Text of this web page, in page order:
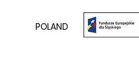
POLAND